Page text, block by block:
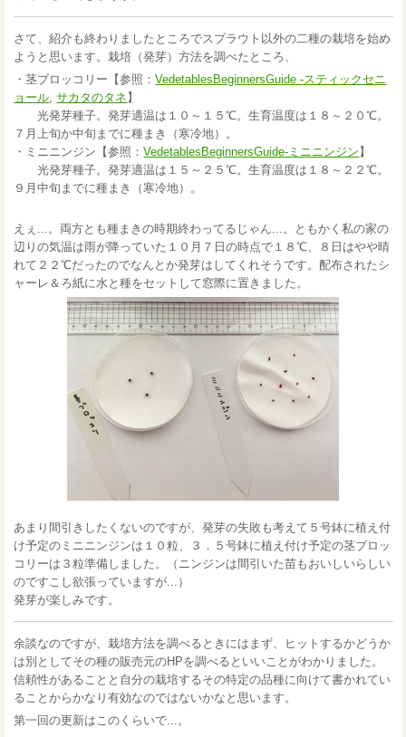
さて、紹介も終わりましたところでスプラウト以外の二種の栽培を始め
ようと思います。栽培（発芽）方法を調べたところ、
・茎ブロッコリー【参照：VedetablesBeginnersGuide -スティックセニ
ョール ,サカタのタネ 】
光発芽種子。発芽適温は１０～１５℃。生育温度は１８～２０℃。
７月上旬か中旬までに種まき（寒冷地）。
・ミニニンジン【参照：VedetablesBeginnersGuide-ミニニンジン 】
光発芽種子。発芽適温は１５～２５℃。生育温度は１８～２２℃。
９月中旬までに種まき（寒冷地）。
えぇ...。両方とも種まきの時期終わってるじゃん...。ともかく私の家の
辺りの気温は雨が降っていた１０月７日の時点で１８℃、８日はやや晴
れて２２℃だったのでなんとか発芽はしてくれそうです。配布されたシ
ャーレ＆ろ紙に水と種をセットして窓際に置きました。
あまり間引きしたくないのですが、発芽の失敗も考えて５号鉢に植え付
け予定のミニニンジンは１０粒、３．５号鉢に植え付け予定の茎ブロッ
コリーは３粒準備しました。（ニンジンは間引いた苗もおいしいらしい
のですこし欲張っていますが...）
発芽が楽しみです。
余談なのですが、栽培方法を調べるときにはまず、ヒットするかどうか
は別としてその種の販売元のHPを調べるといいことがわかりました。
信頼性があることと自分の栽培するその特定の品種に向けて書かれてい
ることからかなり有効なのではないかなと思います。
第一回の更新はこのくらいで...。